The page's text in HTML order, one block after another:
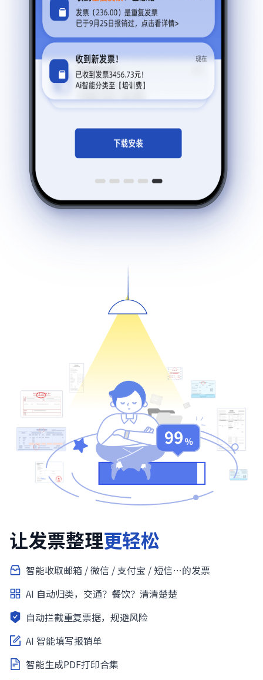
让发票整理更轻松
智能收取邮箱 / 微信 / 支付宝 / 短信…的发票
AI 自动归类，交通？餐饮？清清楚楚
自动拦截重复票据，规避风险
AI 智能填写报销单
智能生成PDF打印合集